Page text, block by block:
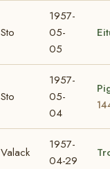
Sto
1957-
05-
05
Sto
1957-
05-
04
Valack
1957-
04-29